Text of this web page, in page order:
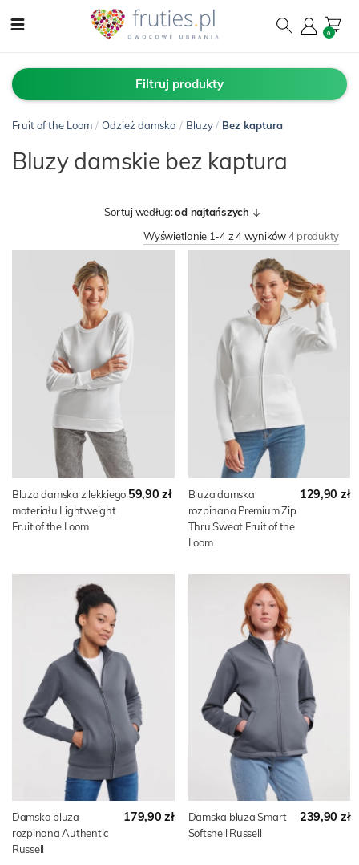
0
Filtruj produkty
Fruit of the Loom / Odzież damska / Bluzy / Bez kaptura
Bluzy damskie bez kaptura
Sortuj według:od najtańszych
Wyświetlanie 1-4 z 4 wyników4 produkty
Bluza damska z lekkiego
materiału Lightweight
Fruit of the Loom
59,90 zł
Bluza damska
rozpinana Premium Zip
Thru Sweat Fruit of the
Loom
129,90 zł
Damska bluza
rozpinana Authentic
Russell
179,90 zł
Damska bluza Smart
Softshell Russell
239,90 zł